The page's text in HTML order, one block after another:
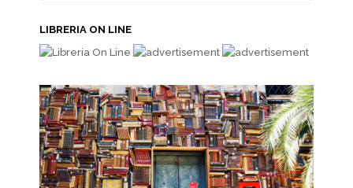
LIBRERIA ON LINE